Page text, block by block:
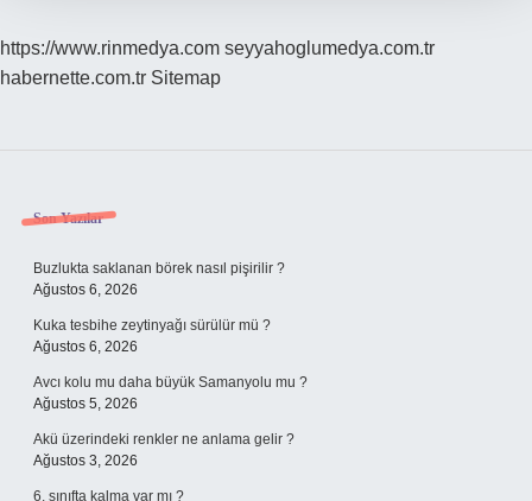
https://www.rinmedya.com seyyahoglumedya.com.tr
habernette.com.tr Sitemap
Sidebar
Son Yazılar
Buzlukta saklanan börek nasıl pişirilir ?
Ağustos 6, 2026
Kuka tesbihe zeytinyağı sürülür mü ?
Ağustos 6, 2026
Avcı kolu mu daha büyük Samanyolu mu ?
Ağustos 5, 2026
Akü üzerindeki renkler ne anlama gelir ?
Ağustos 3, 2026
6. sınıfta kalma var mı ?